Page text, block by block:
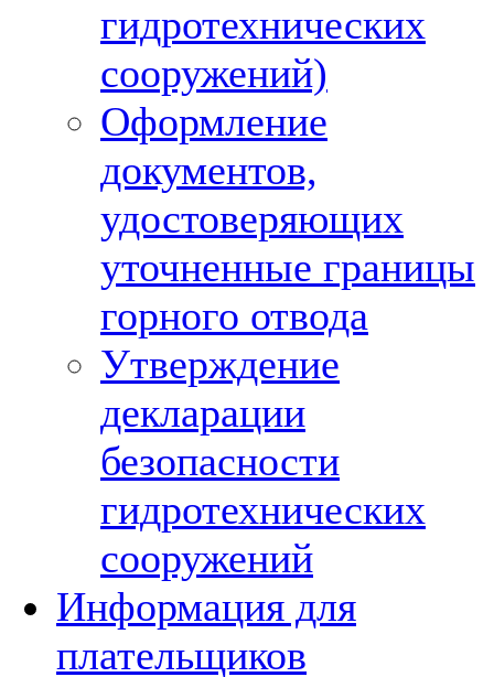
гидротехнических
сооружений)
Оформление
документов,
удостоверяющих
уточненные границы
горного отвода
Утверждение
декларации
безопасности
гидротехнических
сооружений
Информация для
плательщиков